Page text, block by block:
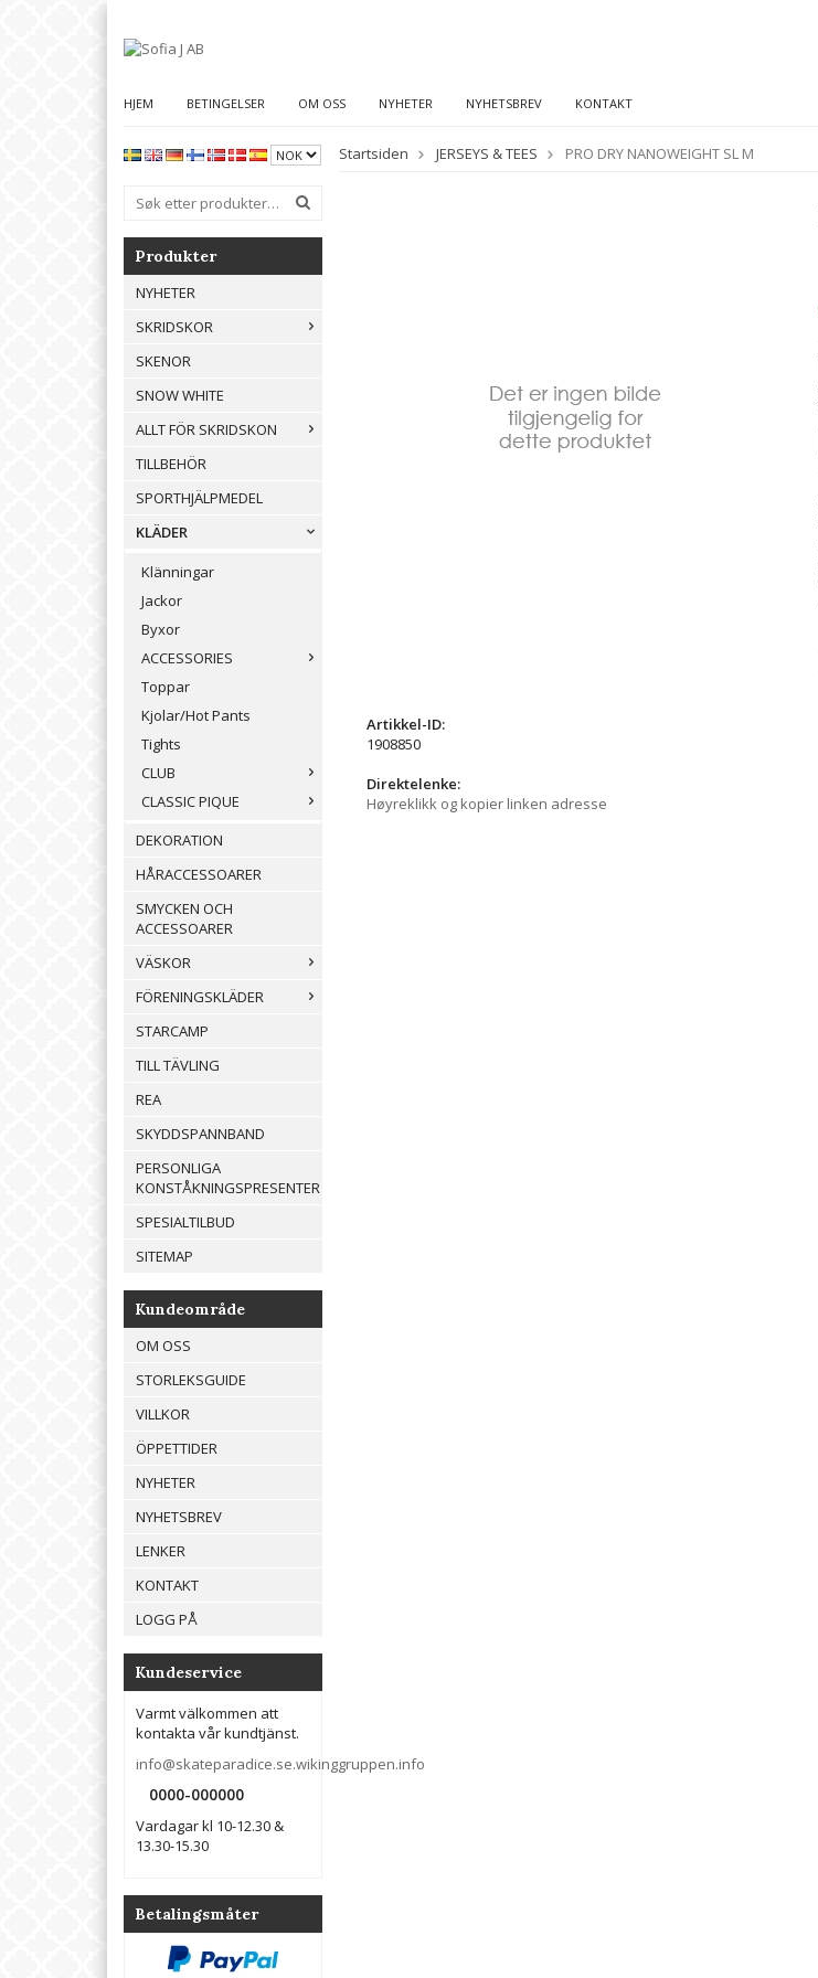
HJEM BETINGELSER OM OSS NYHETER NYHETSBREV KONTAKT
Produkter
NYHETER
SKRIDSKOR
SKENOR
SNOW WHITE
ALLT FÖR SKRIDSKON
TILLBEHÖR
SPORTHJÄLPMEDEL
KLÄDER
Klänningar
Jackor
Byxor
ACCESSORIES
Toppar
Kjolar/Hot Pants
Tights
CLUB
CLASSIC PIQUE
DEKORATION
HÅRACCESSOARER
SMYCKEN OCH
ACCESSOARER
VÄSKOR
FÖRENINGSKLÄDER
STARCAMP
TILL TÄVLING
REA
SKYDDSPANNBAND
PERSONLIGA
KONSTÅKNINGSPRESENTER
SPESIALTILBUD
SITEMAP
Kundeområde
OM OSS
STORLEKSGUIDE
VILLKOR
ÖPPETTIDER
NYHETER
NYHETSBREV
LENKER
KONTAKT
LOGG PÅ
Kundeservice
Varmt välkommen att
kontakta vår kundtjänst.
info@skateparadice.se.wikinggruppen.info
0000-000000
Vardagar kl 10-12.30 &
13.30-15.30
Betalingsmåter
Startsiden JERSEYS & TEES PRO DRY NANOWEIGHT SL M
Artikkel-ID:
1908850
Direktelenke:
Høyreklikk og kopier linken adresse